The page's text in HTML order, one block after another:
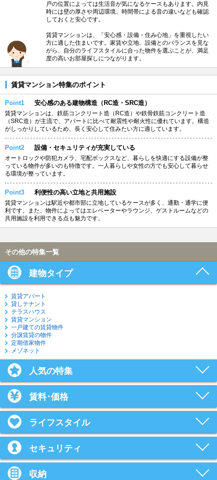
戸の位置によっては生活音が気になるケースもあります。内見
時には壁の厚さや周辺環境、時間帯による音の違いなども確認
しておくと安心です。
賃貸マンションは、「安心感・設備・住み心地」を重視したい
方に適した住まいです。家賃や立地、設備とのバランスを見な
がら、自分のライフスタイルに合った物件を選ぶことが、満足
度の高いお部屋探しにつながります。
賃貸マンション特集のポイント
Point1 安心感のある建物構造（RC造・SRC造）
賃貸マンションは、鉄筋コンクリート造（RC造）や鉄骨鉄筋コンクリート造
（SRC造）が主流で、アパートに比べて耐震性や耐火性に優れています。構造
がしっかりしているため、長く安心して住みたい方に適しています。
Point2 設備・セキュリティが充実している
オートロックや防犯カメラ、宅配ボックスなど、暮らしを快適にする設備が整
っている物件が多いのも特徴です。一人暮らしや女性の方でも安心して暮らせ
る環境が整っています。
Point3 利便性の高い立地と共用施設
賃貸マンションは駅近や都市部に立地しているケースが多く、通勤・通学に便
利です。また、物件によってはエレベーターやラウンジ、ゲストルームなどの
共用施設を利用できる点も魅力です。
その他の特集一覧
建物タイプ
賃貸アパート
貸しテナント
テラスハウス
賃貸マンション
一戸建ての賃貸物件
分譲賃貸の物件
定期借家物件
メゾネット
人気の特集
賃料･価格
ライフスタイル
セキュリティ
収納